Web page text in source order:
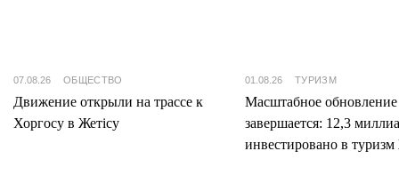
07.08.26 ОБЩЕСТВО
Движение открыли на трассе к
Хоргосу в Жетісу
01.08.26 ТУРИЗМ
Масштабное
завершается: 12,3
инвестировано в туризм